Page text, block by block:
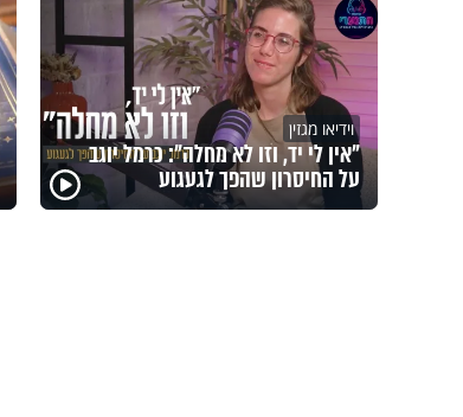
וידיאו מגזין
"אין לי יד, וזו לא מחלה": כרמל יוגב
על החיסרון שהפך לגעגוע